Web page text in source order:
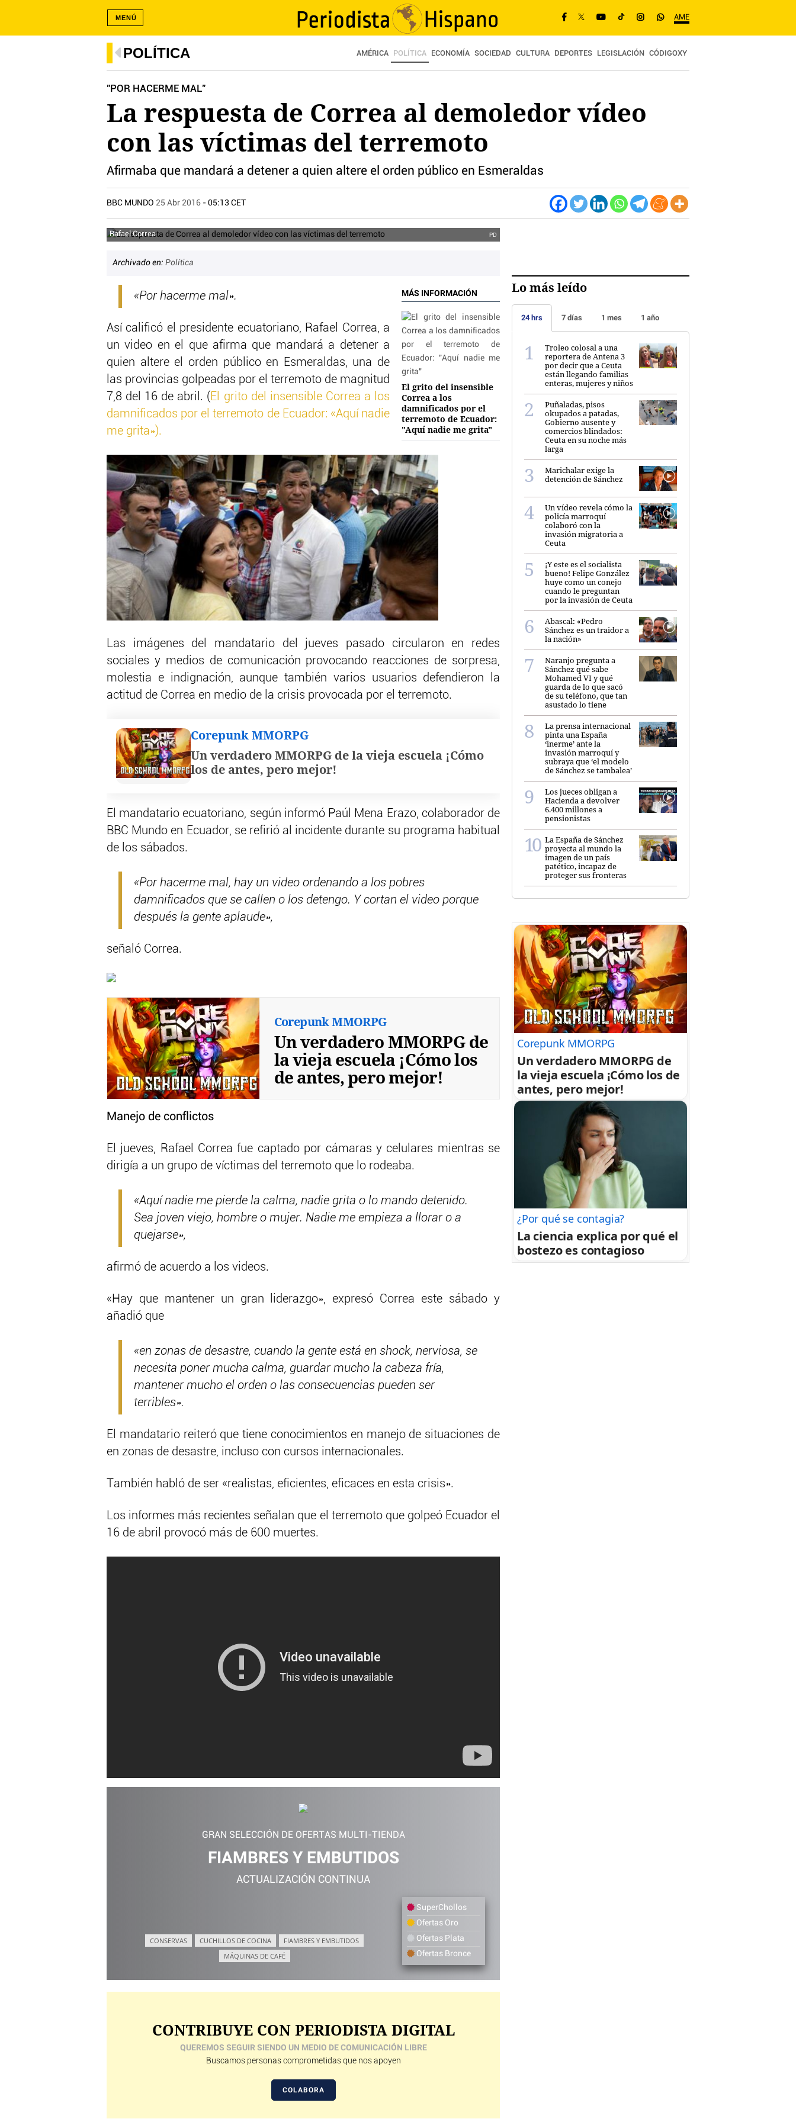
AME
MENÚ
POLÍTICA AMÉRICA POLÍTICA ECONOMÍA SOCIEDAD CULTURA DEPORTES LEGISLACIÓN CÓDIGOXY
"POR HACERME MAL"
La respuesta de Correa al demoledor vídeo
con las víctimas del terremoto
Afirmaba que mandará a detener a quien altere el orden público en Esmeraldas
BBC MUNDO 25 Abr 2016 - 05:13 CET
Rafael Correa PD
Archivado en: Política
MÁS INFORMACIÓN
El grito del insensible
Correa a los
damnificados por el
terremoto de Ecuador:
"Aquí nadie me grita"
«Por hacerme mal».
Así calificó el presidente ecuatoriano, Rafael Correa, a
un video en el que afirma que mandará a detener a
quien altere el orden público en Esmeraldas, una de
las provincias golpeadas por el terremoto de magnitud
7,8 del 16 de abril. ( El grito del insensible Correa a los
damnificados por el terremoto de Ecuador: «Aquí nadie
me grita»).
Las imágenes del mandatario del jueves pasado circularon en redes
sociales y medios de comunicación provocando reacciones de sorpresa,
molestia e indignación, aunque también varios usuarios defendieron la
actitud de Correa en medio de la crisis provocada por el terremoto.
Corepunk MMORPG
Un verdadero MMORPG de la vieja escuela ¡Cómo
los de antes, pero mejor!
El mandatario ecuatoriano, según informó Paúl Mena Erazo, colaborador de
BBC Mundo en Ecuador, se refirió al incidente durante su programa habitual
de los sábados.
«Por hacerme mal, hay un video ordenando a los pobres
damnificados que se callen o los detengo. Y cortan el video porque
después la gente aplaude»,
señaló Correa.
Corepunk MMORPG
Un verdadero MMORPG de
la vieja escuela ¡Cómo los
de antes, pero mejor!
Manejo de conflictos
El jueves, Rafael Correa fue captado por cámaras y celulares mientras se
dirigía a un grupo de víctimas del terremoto que lo rodeaba.
«Aquí nadie me pierde la calma, nadie grita o lo mando detenido.
Sea joven viejo, hombre o mujer. Nadie me empieza a llorar o a
quejarse»,
afirmó de acuerdo a los videos.
«Hay que mantener un gran liderazgo», expresó Correa este sábado y
añadió que
«en zonas de desastre, cuando la gente está en shock, nerviosa, se
necesita poner mucha calma, guardar mucho la cabeza fría,
mantener mucho el orden o las consecuencias pueden ser
terribles».
El mandatario reiteró que tiene conocimientos en manejo de situaciones de
en zonas de desastre, incluso con cursos internacionales.
También habló de ser «realistas, eficientes, eficaces en esta crisis».
Los informes más recientes señalan que el terremoto que golpeó Ecuador el
16 de abril provocó más de 600 muertes.
GRAN SELECCIÓN DE OFERTAS MULTI-TIENDA
FIAMBRES Y EMBUTIDOS
ACTUALIZACIÓN CONTINUA
CONSERVAS CUCHILLOS DE COCINA
FIAMBRES Y EMBUTIDOS
MÁQUINAS DE CAFÉ
SuperChollos
Ofertas Oro
Ofertas Plata
Ofertas Bronce
CONTRIBUYE CON PERIODISTA DIGITAL
QUEREMOS SEGUIR SIENDO UN MEDIO DE COMUNICACIÓN LIBRE
Buscamos personas comprometidas que nos apoyen
COLABORA
Lo más leído
24 hrs 7 días 1 mes 1 año
Troleo colosal a una
reportera de Antena 3
por decir que a Ceuta
están llegando familias
enteras, mujeres y niños
Puñaladas, pisos
okupados a patadas,
Gobierno ausente y
comercios blindados:
Ceuta en su noche más
larga
Marichalar exige la
detención de Sánchez
Un vídeo revela cómo la
policía marroquí
colaboró con la
invasión migratoria a
Ceuta
¡Y este es el socialista
bueno! Felipe González
huye como un conejo
cuando le preguntan
por la invasión de Ceuta
Abascal: «Pedro
Sánchez es un traidor a
la nación»
Naranjo pregunta a
Sánchez qué sabe
Mohamed VI y qué
guarda de lo que sacó
de su teléfono, que tan
asustado lo tiene
La prensa internacional
pinta una España
‘inerme’ ante la
invasión marroquí y
subraya que ‘el modelo
de Sánchez se tambalea’
Los jueces obligan a
Hacienda a devolver
6.400 millones a
pensionistas
La España de Sánchez
proyecta al mundo la
imagen de un país
patético, incapaz de
proteger sus fronteras
Corepunk MMORPG
Un verdadero MMORPG de
la vieja escuela ¡Cómo los de
antes, pero mejor!
¿Por qué se contagia?
La ciencia explica por qué el
bostezo es contagioso